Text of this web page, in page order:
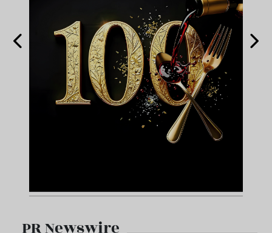
PR Newswire